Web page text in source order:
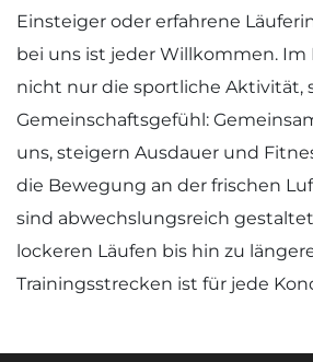
Einsteiger oder erfahrene
bei uns ist jeder Willkommen.
nicht nur die sportliche Aktivität,
Gemeinschaftsgefühl:
uns, steigern Ausdauer und
die Bewegung an der frischen
sind abwechslungsreich
lockeren Läufen bis hin zu
Trainingsstrecken ist für jede